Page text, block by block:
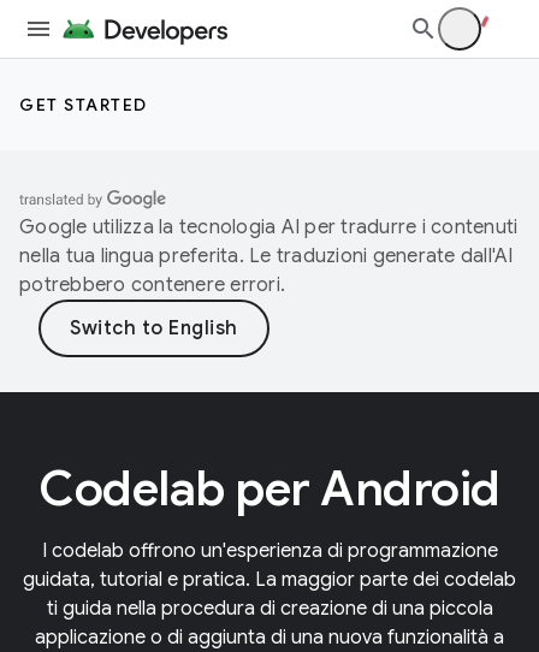
GET STARTED
Google utilizza la tecnologia AI per tradurre i contenuti
nella tua lingua preferita. Le traduzioni generate dall'AI
potrebbero contenere errori.
Codelab per Android
I codelab offrono un'esperienza di programmazione
guidata, tutorial e pratica. La maggior parte dei codelab
ti guida nella procedura di creazione di una piccola
applicazione o di aggiunta di una nuova funzionalità a